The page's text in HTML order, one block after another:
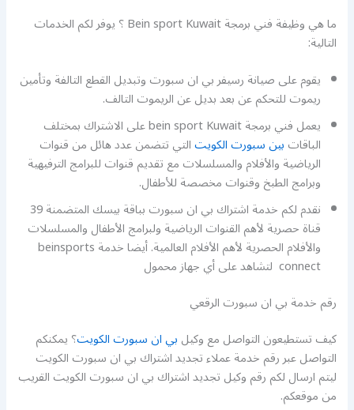
ما هي وظيفة فني برمجة Bein sport Kuwait ؟ يوفر لكم الخدمات
التالية:
يقوم على صيانة رسيفر بي ان سبورت وتبديل القطع التالفة وتأمين
ريموت للتحكم عن بعد بديل عن الريموت التالف.
يعمل فني برمجة bein sport Kuwait على الاشتراك بمختلف
الباقاتبين سبورت الكويتالتي تتضمن عدد هائل من قنوات
الرياضية والأفلام والمسلسلات مع تقديم قنوات للبرامج الترفيهية
وبرامج الطبخ وقنوات مخصصة للأطفال.
نقدم لكم خدمة اشتراك بي ان سبورت بباقة بيسك المتضمنة 39
قناة حصرية لأهم القنوات الرياضية ولبرامج الأطفال والمسلسلات
والأفلام الحصرية لأهم الأفلام العالمية. أيضا خدمة beinsports
connect لتشاهد على أي جهاز محمول
رقم خدمة بي ان سبورت الرقعي
كيف تستطيعون التواصل مع وكيلبي ان سبورت الكويت؟ يمكنكم
التواصل عبر رقم خدمة عملاء تجديد اشتراك بي ان سبورت الكويت
ليتم ارسال لكم رقم وكيل تجديد اشتراك بي ان سبورت الكويت القريب
من موقعكم.